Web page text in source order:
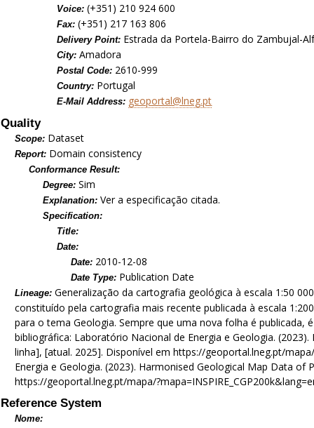
Voice:(+351) 210 924 600
Fax:(+351) 217 163 806
Delivery Point: Estrada da Portela-Bairro do Zambujal-
City:Amadora
Postal Code: 2610-999
Country: Portugal
E-Mail Address: geoportal@lneg.pt
Quality
Scope: Dataset
Report: Domain consistency
Conformance Result:
Degree:Sim
Explanation:Ver a especificação citada.
Specification:
Title:
Date:
Date: 2010-12-08
Date Type: Publication Date
Lineage:Generalização da cartografia geológica à escala 1:50
constituído pela cartografia mais recente publicada à escala
para o tema Geologia. Sempre que uma nova folha é publicada,
bibliográfica: Laboratório Nacional de Energia e Geologia.
linha], [atual. 2025]. Disponível em https://geoportal.lneg.pt/
Energia e Geologia. (2023). Harmonised Geological Map Data of
https://geoportal.lneg.pt/mapa/
Reference System
Nome: